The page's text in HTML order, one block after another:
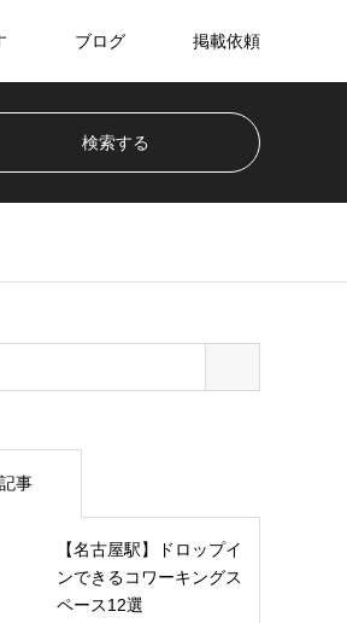
ブログ 掲載依頼
事
【名古屋駅】ドロップイ
ンできるコワーキングス
ペース12選